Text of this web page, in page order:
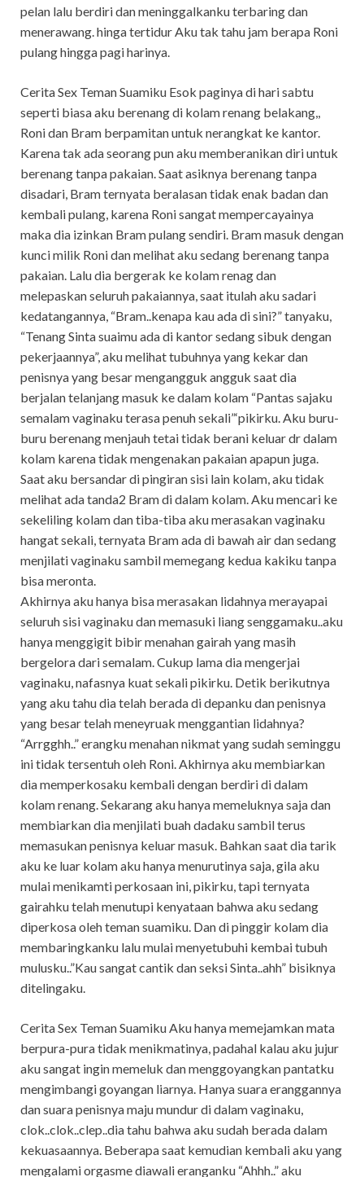
pelan lalu berdiri dan meninggalkanku terbaring dan
menerawang. hinga tertidur Aku tak tahu jam berapa Roni
pulang hingga pagi harinya.
Cerita Sex Teman Suamiku Esok paginya di hari sabtu
seperti biasa aku berenang di kolam renang belakang,,
Roni dan Bram berpamitan untuk nerangkat ke kantor.
Karena tak ada seorang pun aku memberanikan diri untuk
berenang tanpa pakaian. Saat asiknya berenang tanpa
disadari, Bram ternyata beralasan tidak enak badan dan
kembali pulang, karena Roni sangat mempercayainya
maka dia izinkan Bram pulang sendiri. Bram masuk dengan
kunci milik Roni dan melihat aku sedang berenang tanpa
pakaian. Lalu dia bergerak ke kolam renag dan
melepaskan seluruh pakaiannya, saat itulah aku sadari
kedatangannya, “Bram..kenapa kau ada di sini?” tanyaku,
“Tenang Sinta suaimu ada di kantor sedang sibuk dengan
pekerjaannya”, aku melihat tubuhnya yang kekar dan
penisnya yang besar mengangguk angguk saat dia
berjalan telanjang masuk ke dalam kolam “Pantas sajaku
semalam vaginaku terasa penuh sekali”‘pikirku. Aku buru-
buru berenang menjauh tetai tidak berani keluar dr dalam
kolam karena tidak mengenakan pakaian apapun juga.
Saat aku bersandar di pingiran sisi lain kolam, aku tidak
melihat ada tanda2 Bram di dalam kolam. Aku mencari ke
sekeliling kolam dan tiba-tiba aku merasakan vaginaku
hangat sekali, ternyata Bram ada di bawah air dan sedang
menjilati vaginaku sambil memegang kedua kakiku tanpa
bisa meronta.
Akhirnya aku hanya bisa merasakan lidahnya merayapai
seluruh sisi vaginaku dan memasuki liang senggamaku..aku
hanya menggigit bibir menahan gairah yang masih
bergelora dari semalam. Cukup lama dia mengerjai
vaginaku, nafasnya kuat sekali pikirku. Detik berikutnya
yang aku tahu dia telah berada di depanku dan penisnya
yang besar telah meneyruak menggantian lidahnya?
“Arrgghh..” erangku menahan nikmat yang sudah seminggu
ini tidak tersentuh oleh Roni. Akhirnya aku membiarkan
dia memperkosaku kembali dengan berdiri di dalam
kolam renang. Sekarang aku hanya memeluknya saja dan
membiarkan dia menjilati buah dadaku sambil terus
memasukan penisnya keluar masuk. Bahkan saat dia tarik
aku ke luar kolam aku hanya menurutinya saja, gila aku
mulai menikamti perkosaan ini, pikirku, tapi ternyata
gairahku telah menutupi kenyataan bahwa aku sedang
diperkosa oleh teman suamiku. Dan di pinggir kolam dia
membaringkanku lalu mulai menyetubuhi kembai tubuh
mulusku..”Kau sangat cantik dan seksi Sinta..ahh” bisiknya
ditelingaku.
Cerita Sex Teman Suamiku Aku hanya memejamkan mata
berpura-pura tidak menikmatinya, padahal kalau aku jujur
aku sangat ingin memeluk dan menggoyangkan pantatku
mengimbangi goyangan liarnya. Hanya suara eranggannya
dan suara penisnya maju mundur di dalam vaginaku,
clok..clok..clep..dia tahu bahwa aku sudah berada dalam
kekuasaannya. Beberapa saat kemudian kembali aku yang
mengalami orgasme diawali eranganku “Ahhh..” aku